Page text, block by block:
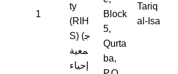
1
ty
(RIH
S) (ج
معية
إحياء
Block
5,
Qurta
ba,
Tariq
al-Isa